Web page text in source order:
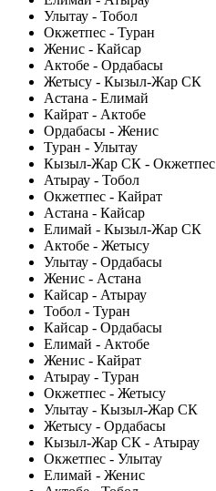
Улытау - Тобол
Окжетпес - Туран
Женис - Кайсар
Актобе - Ордабасы
Жетысу - Кызыл-Жар СК
Астана - Елимай
Кайрат - Актобе
Ордабасы - Женис
Туран - Улытау
Кызыл-Жар СК - Окжетпес
Атырау - Тобол
Окжетпес - Кайрат
Астана - Кайсар
Елимай - Кызыл-Жар СК
Актобе - Жетысу
Улытау - Ордабасы
Женис - Астана
Кайсар - Атырау
Тобол - Туран
Кайсар - Ордабасы
Елимай - Актобе
Женис - Кайрат
Атырау - Туран
Окжетпес - Жетысу
Улытау - Кызыл-Жар СК
Жетысу - Ордабасы
Кызыл-Жар СК - Атырау
Окжетпес - Улытау
Елимай - Женис